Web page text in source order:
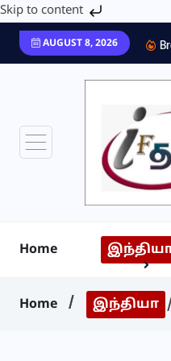
Skip to content
AUGUST 8, 2026
Home
Home இந்தியா